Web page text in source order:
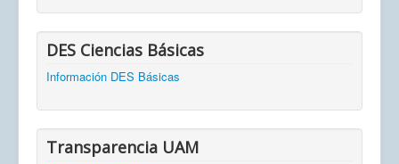
DES Ciencias Básicas
Información DES Básicas
Transparencia UAM